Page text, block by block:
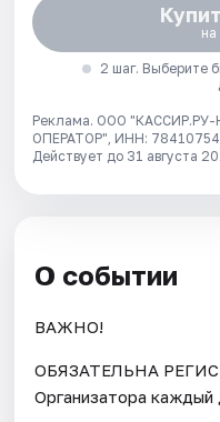
на
2 шаг. Выберите
Реклама. ООО
ОПЕРАТОР", ИНН:
Действует до 31 августа
О событии
ВАЖНО!
ОБЯЗАТЕЛЬНА
Организатора каждый